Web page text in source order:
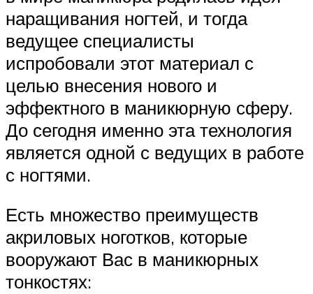
наращивания ногтей, и тогда
ведущее специалисты
испробовали этот материал с
целью внесения нового и
эффектного в маникюрную сферу.
До сегодня именно эта технология
является одной с ведущих в работе
с ногтями.
Есть множество преимуществ
акриловых ноготков, которые
вооружают Вас в маникюрных
тонкостях: